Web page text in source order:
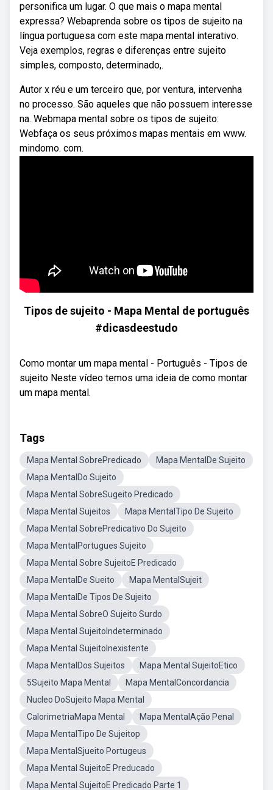
personifica um lugar. O que mais o mapa mental
expressa? Webaprenda sobre os tipos de sujeito na
língua portuguesa com este mapa mental interativo.
Veja exemplos, regras e diferenças entre sujeito
simples, composto, determinado,.
Autor x réu e um terceiro que, por ventura, intervenha
no processo. São aqueles que não possuem interesse
na. Webmapa mental sobre os tipos de sujeito:
Webfaça os seus próximos mapas mentais em www.
mindomo. com.
Tipos de sujeito - Mapa Mental de português
#dicasdeestudo
Como montar um mapa mental - Português - Tipos de
sujeito Neste vídeo temos uma ideia de como montar
um mapa mental.
Tags
Mapa Mental SobrePredicado
Mapa MentalDe Sujeito
Mapa MentalDo Sujeito
Mapa Mental SobreSugeito Predicado
Mapa Mental Sujeitos
Mapa MentalTipo De Sujeito
Mapa Mental SobrePredicativo Do Sujeito
Mapa MentalPortugues Sujeito
Mapa Mental Sobre SujeitoE Predicado
Mapa MentalDe Sueito
Mapa MentalSujeit
Mapa MentalDe Tipos De Sujeito
Mapa Mental SobreO Sujeito Surdo
Mapa Mental SujeitoIndeterminado
Mapa Mental SujeitoInexistente
Mapa MentalDos Sujeitos
Mapa Mental SujeitoEtico
5Sujeito Mapa Mental
Mapa MentalConcordancia
Nucleo DoSujeito Mapa Mental
CalorimetriaMapa Mental
Mapa MentalAção Penal
Mapa MentalTipo De Sujeitop
Mapa MentalSjueito Portugeus
Mapa Mental SujeitoE Preducado
Mapa Mental SujeitoE Predicado Parte 1